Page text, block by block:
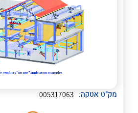
לכל מוצרי היצרן
מק"ט אטקה: 005317063